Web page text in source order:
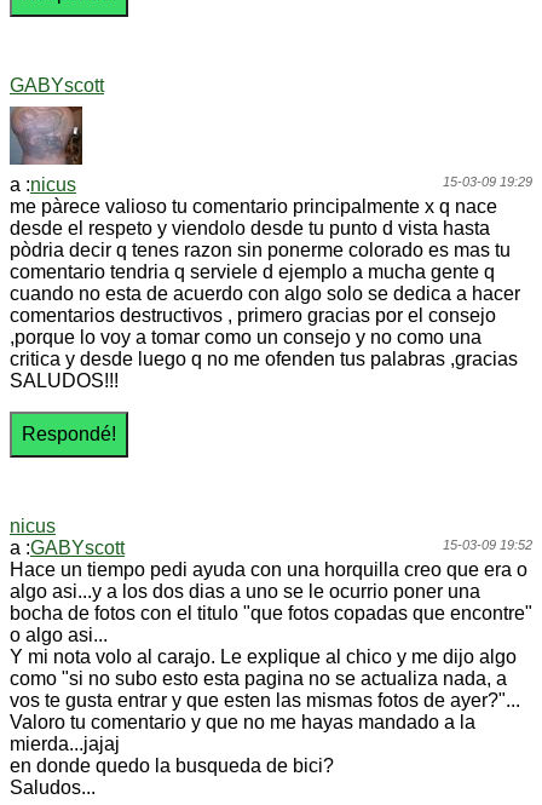
GABYscott
15-03-09 19:29
a :nicus
me pàrece valioso tu comentario principalmente x q nace
desde el respeto y viendolo desde tu punto d vista hasta
pòdria decir q tenes razon sin ponerme colorado es mas tu
comentario tendria q serviele d ejemplo a mucha gente q
cuando no esta de acuerdo con algo solo se dedica a hacer
comentarios destructivos , primero gracias por el consejo
,porque lo voy a tomar como un consejo y no como una
critica y desde luego q no me ofenden tus palabras ,gracias
SALUDOS!!!
nicus
15-03-09 19:52
a :GABYscott
Hace un tiempo pedi ayuda con una horquilla creo que era o
algo asi...y a los dos dias a uno se le ocurrio poner una
bocha de fotos con el titulo "que fotos copadas que encontre"
o algo asi...
Y mi nota volo al carajo. Le explique al chico y me dijo algo
como "si no subo esto esta pagina no se actualiza nada, a
vos te gusta entrar y que esten las mismas fotos de ayer?"...
Valoro tu comentario y que no me hayas mandado a la
mierda...jajaj
en donde quedo la busqueda de bici?
Saludos...